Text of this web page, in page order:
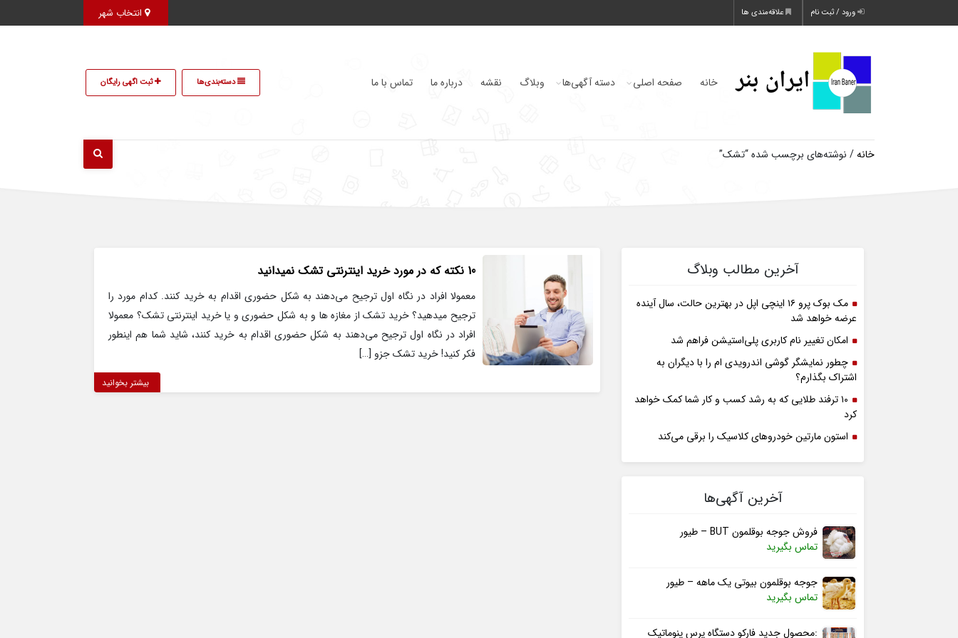
ورود / ثبت نام علاقه‌مندی ها
خانه صفحه اصلی دسته آگهی‌ها وبلاگ نقشه درباره ما تماس با ما دسته‌بندی‌ها ثبت اگهی رایگان
خانه/ نوشته‌های برچسب شده “تشک”
آخرین مطالب وبلاگ
مک بوک پرو ۱۶ اینچی اپل در بهترین حالت، سال آینده
عرضه خواهد شد
امکان تغییر نام کاربری پلی‌استیشن فراهم شد
چطور نمایشگر گوشی اندرویدی ام را با دیگران به
اشتراک بگذارم؟
۱۰ ترفند طلایی که به رشد کسب و کار شما کمک خواهد
کرد
استون مارتین خودروهای کلاسیک را برقی می‌کند
آخرین آگهی‌ها
فروش جوجه بوقلمون BUT – طیور
تماس بگیرید
جوجه بوقلمون بیوتی یک ماهه – طیور
تماس بگیرید
:محصول جدید فارکو دستگاه پرس پنوماتیک
10 نکته که در مورد خرید اینترنتی تشک نمیدانید
معمولا افراد در نگاه اول ترجیح می‌دهند به شکل حضوری اقدام به خرید کنند. کدام مورد را
ترجیح میدهید؟ خرید تشک از مغازه ها و به شکل حضوری و یا خرید اینترنتی تشک؟ معمولا
افراد در نگاه اول ترجیح می‌دهند به شکل حضوری اقدام به خرید کنند، شاید شما هم اینطور
فکر کنید! خرید تشک جزو […]
بیشتر بخوانید